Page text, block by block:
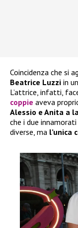
Coincidenza che si
Beatrice Luzzi in
L’attrice, infatti,
coppie aveva
Alessio e Anita a
che i due
diverse, ma l’unica